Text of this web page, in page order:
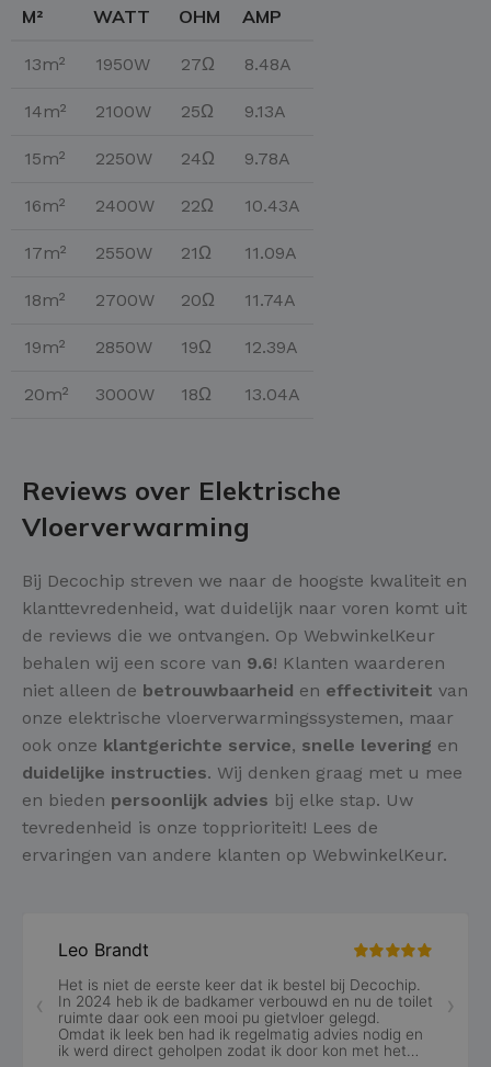
M² WATT OHM AMP
13m² 1950W 27Ω 8.48A
14m² 2100W 25Ω 9.13A
15m² 2250W 24Ω 9.78A
16m² 2400W 22Ω 10.43A
17m² 2550W 21Ω 11.09A
18m² 2700W 20Ω 11.74A
19m² 2850W 19Ω 12.39A
20m² 3000W 18Ω 13.04A
Reviews over Elektrische
Vloerverwarming
Bij Decochip streven we naar de hoogste kwaliteit en
klanttevredenheid, wat duidelijk naar voren komt uit
de reviews die we ontvangen. Op WebwinkelKeur
behalen wij een score van 9.6! Klanten waarderen
niet alleen de betrouwbaarheid en effectiviteit van
onze elektrische vloerverwarmingssystemen, maar
ook onze klantgerichte service, snelle levering en
duidelijke instructies. Wij denken graag met u mee
en bieden persoonlijk advies bij elke stap. Uw
tevredenheid is onze topprioriteit! Lees de
ervaringen van andere klanten op WebwinkelKeur.